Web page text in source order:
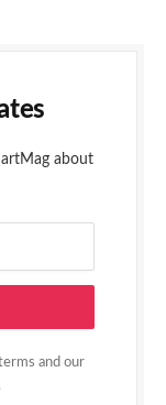
about
and our